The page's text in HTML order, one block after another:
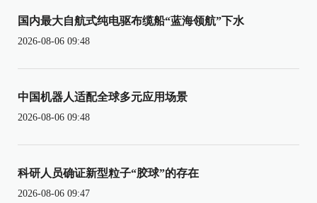
国内最大自航式纯电驱布缆船“蓝海领航”下水
2026-08-06 09:48
中国机器人适配全球多元应用场景
2026-08-06 09:48
科研人员确证新型粒子“胶球”的存在
2026-08-06 09:47